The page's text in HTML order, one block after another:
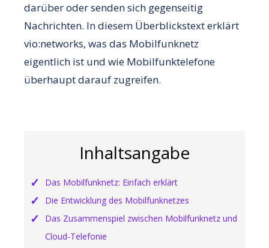
darüber oder senden sich gegenseitig
Nachrichten. In diesem Überblickstext erklärt
vio:networks, was das Mobilfunknetz
eigentlich ist und wie Mobilfunktelefone
überhaupt darauf zugreifen.
Inhaltsangabe
Das Mobilfunknetz: Einfach erklärt
Die Entwicklung des Mobilfunknetzes
Das Zusammenspiel zwischen Mobilfunknetz und
Cloud-Telefonie